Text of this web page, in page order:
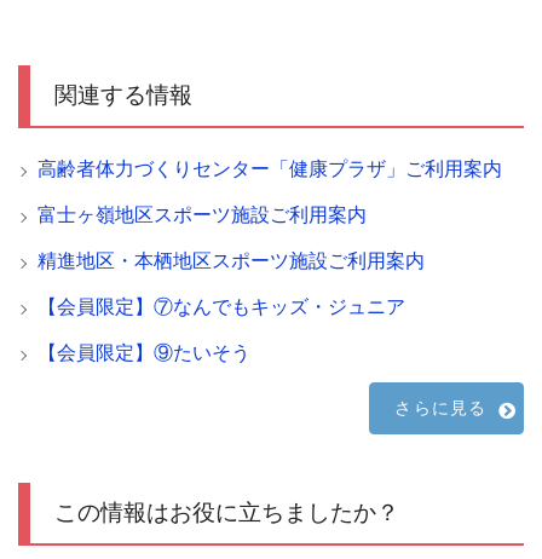
関連する情報
高齢者体力づくりセンター「健康プラザ」ご利用案内
富士ヶ嶺地区スポーツ施設ご利用案内
精進地区・本栖地区スポーツ施設ご利用案内
【会員限定】⑦なんでもキッズ・ジュニア
【会員限定】⑨たいそう
さらに見る
この情報はお役に立ちましたか？